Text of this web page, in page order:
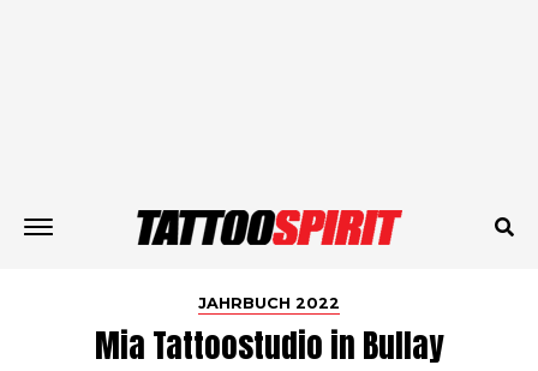
JAHRBUCH 2022
Mia Tattoostudio in Bullay